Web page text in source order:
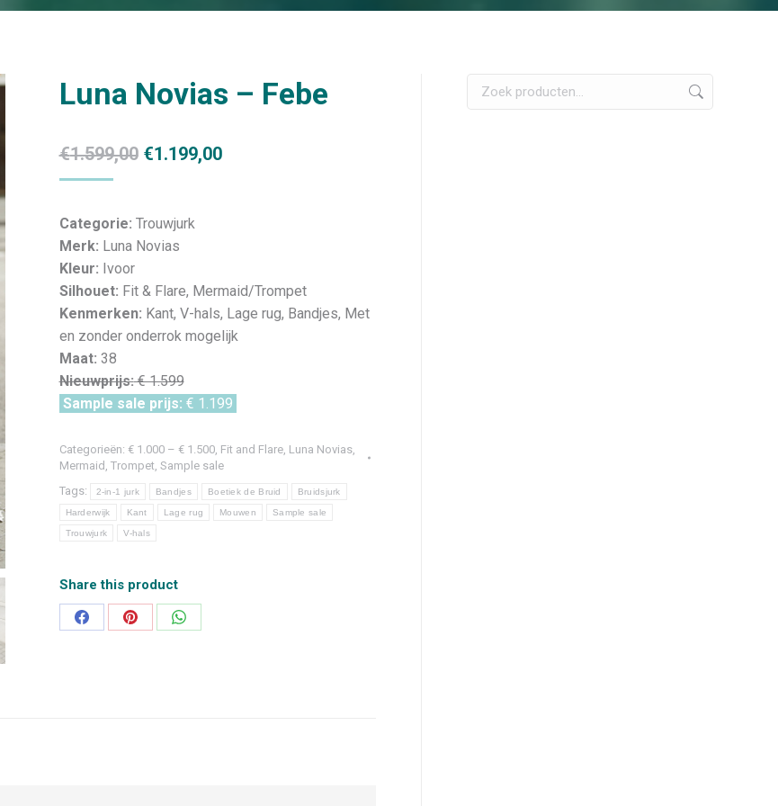
Luna Novias – Febe
€1.599,00 Oorspronkelijke
€1.599,00.
€1.199,00Huidige
Categorie: Trouwjurk
Merk: Luna Novias
Kleur: Ivoor
Silhouet: Fit & Flare, Mermaid/Trompet
Kenmerken: Kant, V-hals, Lage rug, Bandjes, Met
en zonder onderrok mogelijk
Maat: 38
Nieuwprijs:€ 1.599
Sample sale prijs: € 1.199
Categorieën: € 1.000 – € 1.500, Fit and Flare, Luna Novias,
Mermaid, Trompet, Sample sale
Tags:
2-in-1 jurk Bandjes Boetiek de Bruid Bruidsjurk
Harderwijk Kant Lage rug Mouwen Sample sale
Trouwjurk V-hals
Share this product
Deel
Deel
Deel